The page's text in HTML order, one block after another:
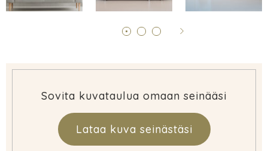
Sovita kuvataulua omaan seinääsi
Lataa kuva seinästäsi